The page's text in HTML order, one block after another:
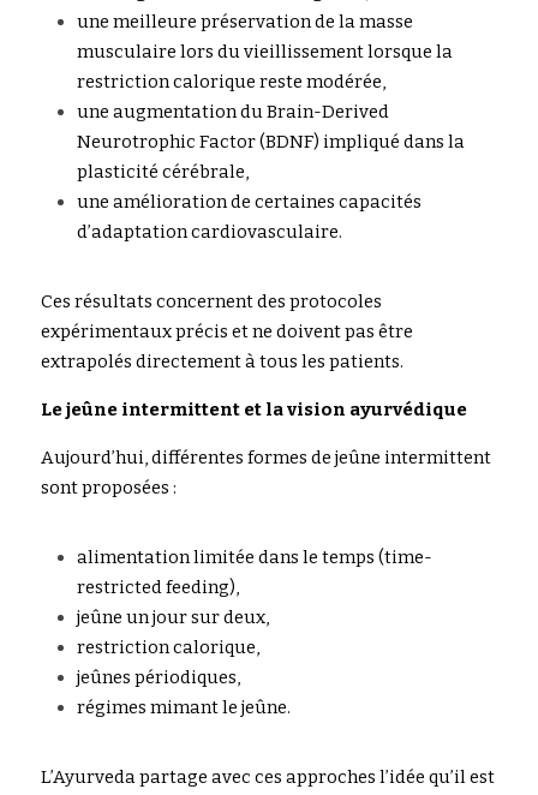
une meilleure préservation de la masse
musculaire lors du vieillissement lorsque la
restriction calorique reste modérée,
une augmentation du Brain-Derived
Neurotrophic Factor (BDNF) impliqué dans la
plasticité cérébrale,
une amélioration de certaines capacités
d’adaptation cardiovasculaire.
Ces résultats concernent des protocoles
expérimentaux précis et ne doivent pas être
extrapolés directement à tous les patients.
Le jeûne intermittent et la vision ayurvédique
Aujourd’hui, différentes formes de jeûne intermittent
sont proposées :
alimentation limitée dans le temps (time-
restricted feeding),
jeûne un jour sur deux,
restriction calorique,
jeûnes périodiques,
régimes mimant le jeûne.
L’Ayurvedapartage avec ces approches l’idée qu’il est